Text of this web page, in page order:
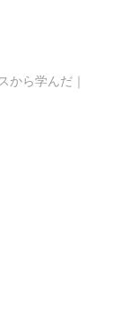
から学んだ｜